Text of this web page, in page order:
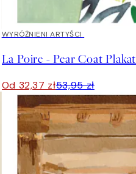
40%*
WYRÓŻNIENI ARTYŚCI
La Poire - Pear Coat Plakat
Od 32,37 zł53,95 zł